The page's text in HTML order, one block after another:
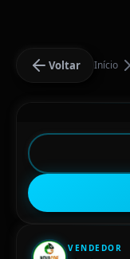
Voltar Início
VENDEDOR